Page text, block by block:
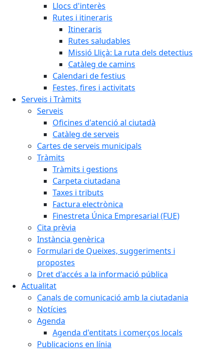
Llocs d'interès
Rutes i itineraris
Itineraris
Rutes saludables
Missió Lliçà: La ruta dels detectius
Catàleg de camins
Calendari de festius
Festes, fires i activitats
Serveis i Tràmits
Serveis
Oficines d'atenció al ciutadà
Catàleg de serveis
Cartes de serveis municipals
Tràmits
Tràmits i gestions
Carpeta ciutadana
Taxes i tributs
Factura electrònica
Finestreta Única Empresarial (FUE)
Cita prèvia
Instància genèrica
Formulari de Queixes, suggeriments i
propostes
Dret d'accés a la informació pública
Actualitat
Canals de comunicació amb la ciutadania
Notícies
Agenda
Agenda d'entitats i comerços locals
Publicacions en línia